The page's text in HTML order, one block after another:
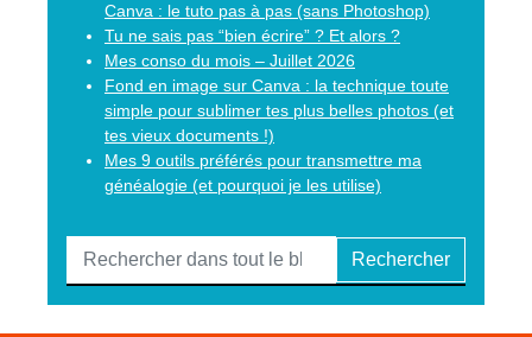
Canva : le tuto pas à pas (sans Photoshop)
Tu ne sais pas “bien écrire” ? Et alors ?
Mes conso du mois – Juillet 2026
Fond en image sur Canva : la technique toute
simple pour sublimer tes plus belles photos (et
tes vieux documents !)
Mes 9 outils préférés pour transmettre ma
généalogie (et pourquoi je les utilise)
Rechercher